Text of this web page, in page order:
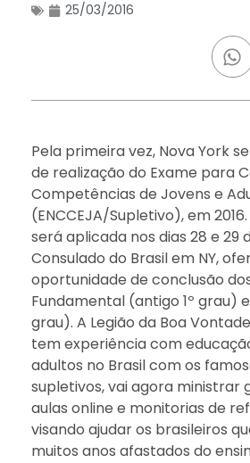
25/03/2016
Pela primeira vez, Nova York
de realização do Exame para
Competências de Jovens e
(ENCCEJA/Supletivo), em
será aplicada nos dias 28 e 29
Consulado do Brasil em NY,
oportunidade de conclusão
Fundamental (antigo 1º grau)
grau). A Legião da Boa
tem experiência com
adultos no Brasil com os
supletivos, vai agora ministrar
aulas online e monitorias de
visando ajudar os brasileiros
muitos anos afastados do